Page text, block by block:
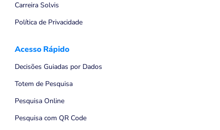
Carreira Solvis
Política de Privacidade
Acesso Rápido
Decisões Guiadas por Dados
Totem de Pesquisa
Pesquisa Online
Pesquisa com QR Code